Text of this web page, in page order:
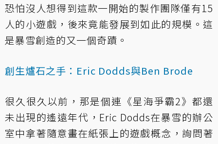
恐怕沒人想得到這款一開始的製作團隊僅有15
人的小遊戲，後來竟能發展到如此的規模。這
是暴雪創造的又一個奇蹟。
創生爐石之手：Eric Dodds與Ben Brode
很久很久以前，那是個連《星海爭霸2》都還
未出現的遙遠年代，Eric Dodds在暴雪的辦公
室中拿著隨意畫在紙張上的遊戲概念，詢問著